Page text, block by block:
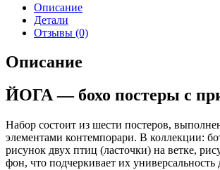
Описание
Детали
Отзывы (0)
Описание
ЙОГА — бохо постеры с
Набор состоит из шести постеров,
элементами контемпорари. В коллекции:
рисунок двух птиц (ласточки) на ветке,
фон, что подчеркивает их универсальность